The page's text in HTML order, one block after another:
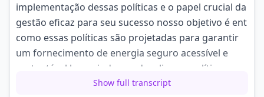
implementação dessas políticas e o papel crucial da
gestão eficaz para seu sucesso nosso objetivo é ent
como essas políticas são projetadas para garantir
um fornecimento de energia seguro acessível e
sustentável bem-vindos a educaline as políticas
públicas de energia são um pilar Central para
Show full transcript